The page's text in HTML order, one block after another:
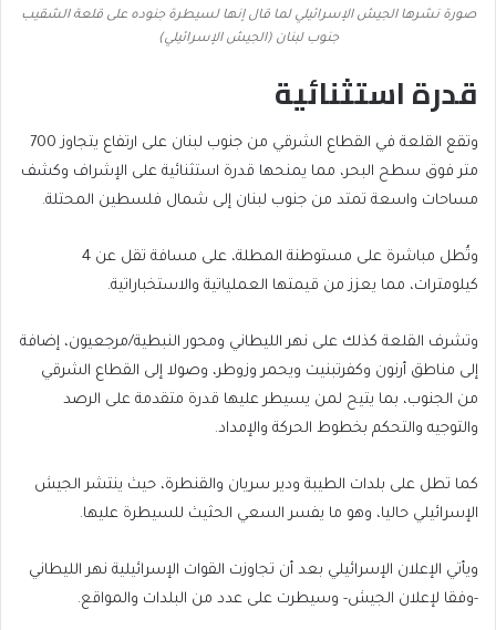
صورة نشرها الجيش الإسرائيلي لما قال إنها لسيطرة جنوده على قلعة الشقيب
جنوب لبنان (الجيش الإسرائيلي)
قدرة استثنائية
وتقع القلعة في القطاع الشرقي من جنوب لبنان على ارتفاع يتجاوز 700
متر فوق سطح البحر، مما يمنحها قدرة استثنائية على الإشراف وكشف
مساحات واسعة تمتد من جنوب لبنان إلى شمال فلسطين المحتلة.
وتُطل مباشرة على مستوطنة المطلة، على مسافة تقل عن 4
كيلومترات، مما يعزز من قيمتها العملياتية والاستخباراتية.
وتشرف القلعة كذلك على نهر الليطاني ومحور النبطية/مرجعيون، إضافة
إلى مناطق أرنون وكفرتبنيت ويحمر وزوطر، وصولا إلى القطاع الشرقي
من الجنوب، بما يتيح لمن يسيطر عليها قدرة متقدمة على الرصد
والتوجيه والتحكم بخطوط الحركة والإمداد.
كما تطل على بلدات الطيبة ودير سريان والقنطرة، حيث ينتشر الجيش
الإسرائيلي حاليا، وهو ما يفسر السعي الحثيث للسيطرة عليها.
ويأتي الإعلان الإسرائيلي بعد أن تجاوزت القوات الإسرائيلية نهر الليطاني
-وفقا لإعلان الجيش- وسيطرت على عدد من البلدات والمواقع.